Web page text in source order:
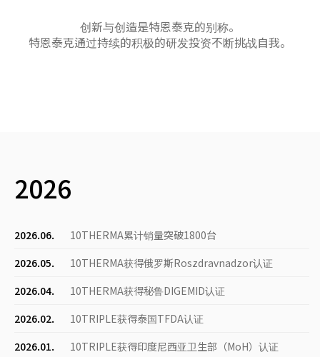
创新与创造是特恩泰克的别称。
特恩泰克通过持续的积极的研发投资不断挑战自我。
2026
2026.06.
10THERMA累计销量突破1800台
2026.05.
10THERMA获得俄罗斯Roszdravnadzor认证
2026.04.
10THERMA获得秘鲁DIGEMID认证
2026.02.
10TRIPLE获得泰国TFDA认证
2026.01.
10TRIPLE获得印度尼西亚卫生部（MoH）认证